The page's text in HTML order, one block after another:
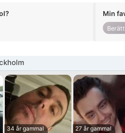
Min
34 år gammal
27 år gammal